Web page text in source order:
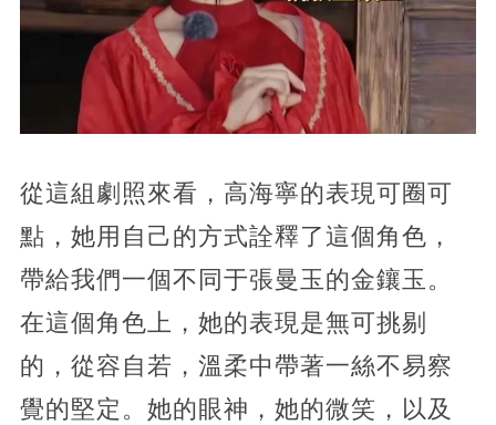
從這組劇照來看，高海寧的表現可圈可
點，她用自己的方式詮釋了這個角色，
帶給我們一個不同于張曼玉的金鑲玉。
在這個角色上，她的表現是無可挑剔
的，從容自若，溫柔中帶著一絲不易察
覺的堅定。她的眼神，她的微笑，以及